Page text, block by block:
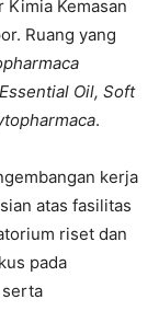
Kimia Kemasan
Ruang yang
Oil, Soft
.
kerja
atas fasilitas
riset dan
pada
serta